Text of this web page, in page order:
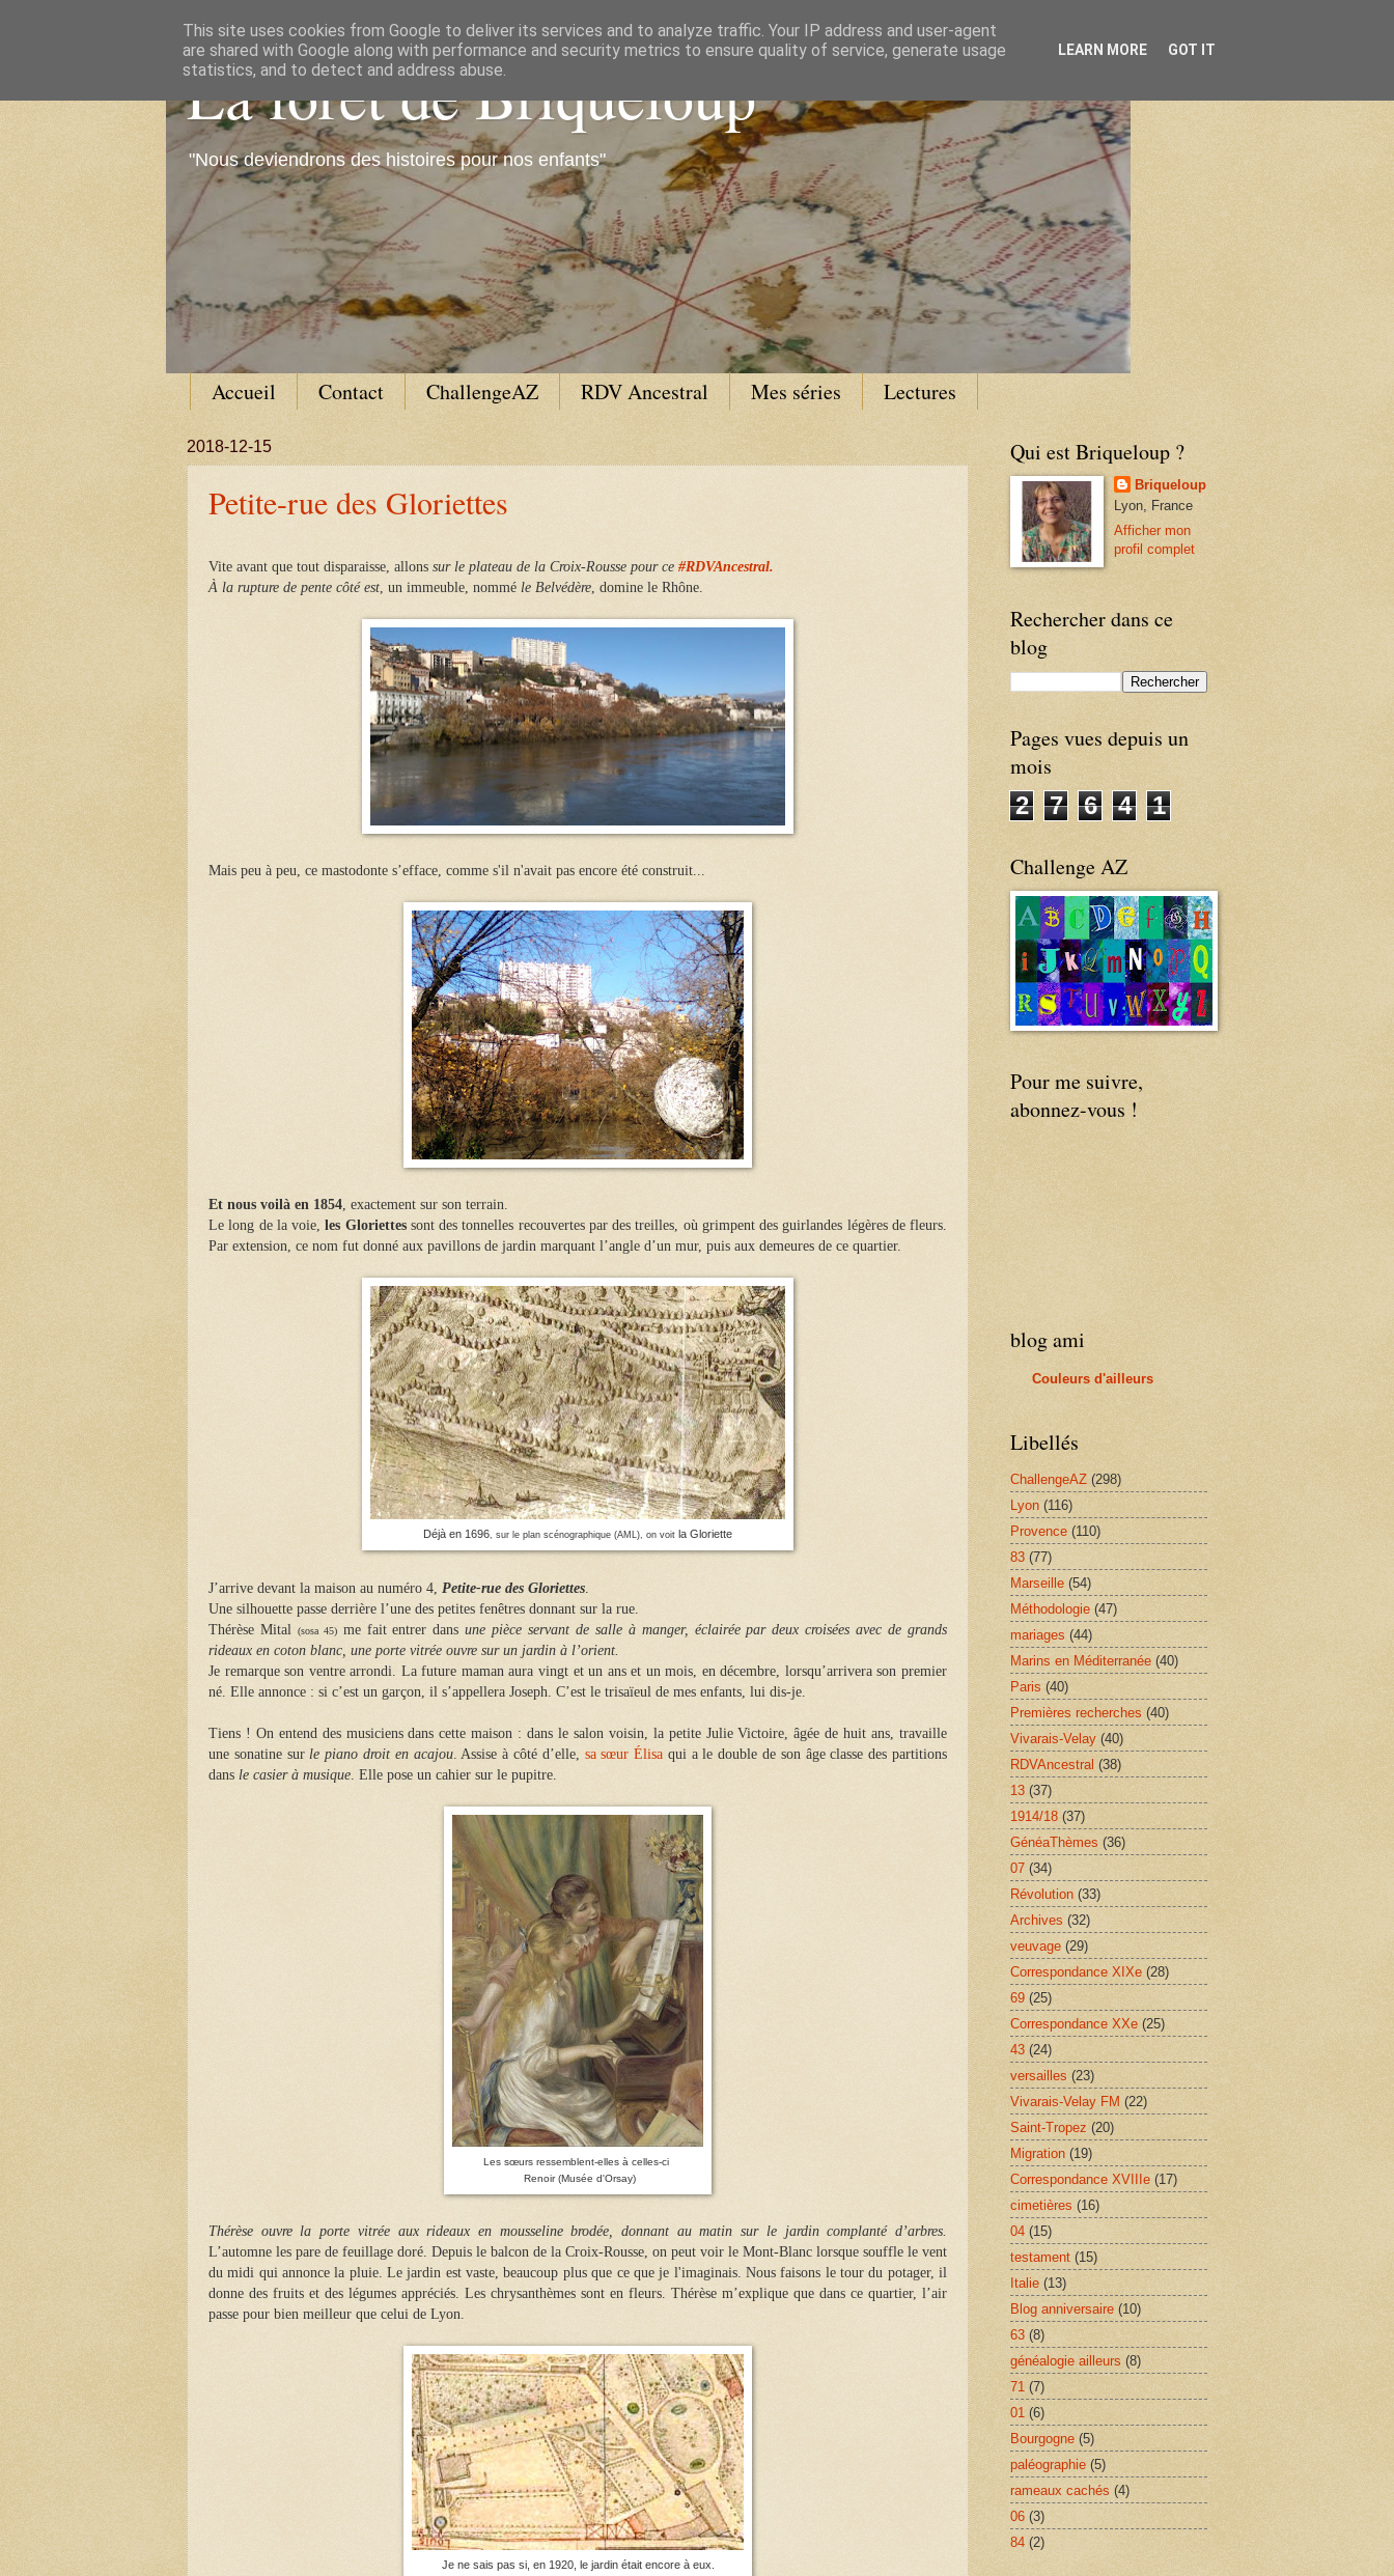
La forêt de Briqueloup
"Nous deviendrons des histoires pour nos enfants"
Accueil Contact ChallengeAZ RDV Ancestral Mes séries Lectures
2018-12-15
Petite-rue des Gloriettes
Vite avant que tout disparaisse, allons sur le plateau de la Croix-Rousse pour ce #RDVAncestral.
À la rupture de pente côté est un immeuble, nommé le Belvédère , domine le Rhône.
Mais peu à peu, ce mastodonte s’efface, comme s'il n'avait pas encore été construit...
Et nous voilà en 1854 , exactement sur son terrain.
Le long de la voie,les Gloriettessont des tonnelles recouvertes par des treilles, où grimpent des guirlandes légères de fleurs
Par extension, ce nom fut donné aux pavillons de jardin marquant l’angle d’un mur, puis aux demeures de ce quartier.
Déjà en 1696 , sur le plan scénographique (AML), on voit la Gloriette
J’arrive devant la maison au numéro 4, Petite-rue des Gloriettes
Une silhouette passe derrière l’une des petites fenêtres donnant sur la rue.
Thérèse Mital
(sosa 45)me fait entrer dans une pièce servant de salle à manger, éclairée par deux croisées avec de grands
rideaux en coton blanc, une porte vitrée ouvre sur un jardin à l’orient.
Je remarque son ventre arrondi. La future maman aura vingt et un ans et un mois, en décembre, lorsqu’arrivera son premier
né. Elle annonce : si c’est un garçon, il s’appellera Joseph. C’est le trisaïeul de mes enfants, lui dis-je.
Tiens ! On entend des musiciens dans cette maison : dans le salon voisin, la petite Julie Victoire, âgée de huit ans, travaille
une sonatine sur le piano droit en acajou. Assise à côté d’elle, sa sœur Élisa qui a le double de son âge classe des partitions
dans le casier à musique . Elle pose un cahier sur le pupitre.
Les sœurs ressemblent-elles à celles-ci
Renoir (Musée d'Orsay)
Thérèse ouvre la porte vitrée auxrideaux en mousseline brodée, donnant au matin sur le jardin complanté d’arbres.
L’automne les pare de feuillage doré. Depuis le balcon de la Croix-Rousse, on peut voir le Mont-Blanc lorsque souffle le vent
du midi qui annonce la pluie. Le jardin est vaste, beaucoup plus que ce que je l'imaginais. Nous faisons le tour du potager, il
donne des fruits et des légumes appréciés. Les chrysanthèmes sont en fleurs. Thérèse m’explique que dans ce quartier, l’air
passe pour bien meilleur que celui de Lyon.
Je ne sais pas si, en 1920, le jardin était encore à eux.
Qui est Briqueloup ?
Briqueloup
Lyon, France
Afficher mon
profil complet
Rechercher dans ce
blog
Pages vues depuis un
mois
2
7 6 4 1
Challenge AZ
Pour me suivre,
abonnez-vous !
blog ami
Couleurs d'ailleurs
Libellés
ChallengeAZ (298)
Lyon (116)
Provence (110)
83 (77)
Marseille (54)
Méthodologie (47)
mariages (44)
Marins en Méditerranée (40)
Paris (40)
Premières recherches (40)
Vivarais-Velay (40)
RDVAncestral (38)
13 (37)
1914/18 (37)
GénéaThèmes (36)
07 (34)
Révolution (33)
Archives (32)
veuvage (29)
Correspondance XIXe (28)
69 (25)
Correspondance XXe (25)
43 (24)
versailles (23)
Vivarais-Velay FM (22)
Saint-Tropez (20)
Migration (19)
Correspondance XVIIIe (17)
cimetières (16)
04 (15)
testament (15)
Italie (13)
Blog anniversaire (10)
63 (8)
généalogie ailleurs (8)
71 (7)
01 (6)
Bourgogne (5)
paléographie (5)
rameaux cachés (4)
06 (3)
84 (2)
This site uses cookies from Google to deliver its services and to analyze traffic. Your IP address and user-agent
are shared with Google along with performance and security metrics to ensure quality of service, generate usage
statistics, and to detect and address abuse.
LEARN MORE GOT IT